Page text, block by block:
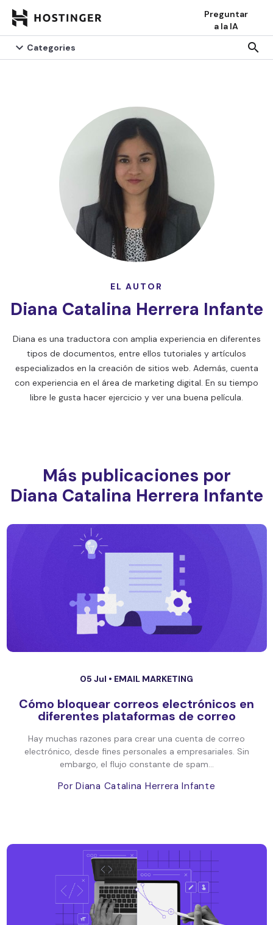
Preguntar
a la IA
 Categories search
 Categories search
EL AUTOR
Diana Catalina Herrera Infante
Diana es una traductora con amplia experiencia en diferentes
tipos de documentos, entre ellos tutoriales y artículos
especializados en la creación de sitios web. Además, cuenta
con experiencia en el área de marketing digital. En su tiempo
libre le gusta hacer ejercicio y ver una buena película.
Más publicaciones por
Diana Catalina Herrera Infante
05 Jul • EMAIL MARKETING
Cómo bloquear correos electrónicos en
diferentes plataformas de correo
Hay muchas razones para crear una cuenta de correo
electrónico, desde fines personales a empresariales. Sin
embargo, el flujo constante de spam...
Por Diana Catalina Herrera Infante